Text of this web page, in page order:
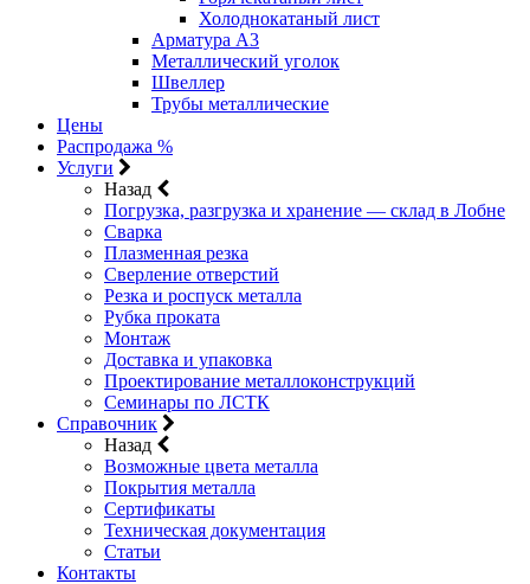
Холоднокатаный лист
Арматура А3
Металлический уголок
Швеллер
Трубы металлические
Цены
Распродажа %
Услуги
Назад
Погрузка, разгрузка и хранение — склад в Лобне
Сварка
Плазменная резка
Сверление отверстий
Резка и роспуск металла
Рубка проката
Монтаж
Доставка и упаковка
Проектирование металлоконструкций
Семинары по ЛСТК
Справочник
Назад
Возможные цвета металла
Покрытия металла
Сертификаты
Техническая документация
Статьи
Контакты